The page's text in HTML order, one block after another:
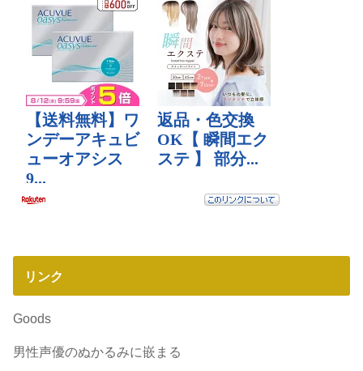
リンク
Goods
男性声優のぬかるみに嵌まる